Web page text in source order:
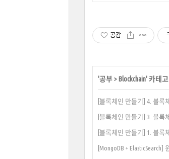
공감
'공부> Blockchain' 카테
[블록체인 만들기] 4. 블록
[블록체인 만들기] 3. 블록
[블록체인 만들기] 1. 블록
[MongoDB + ElasticSearch]